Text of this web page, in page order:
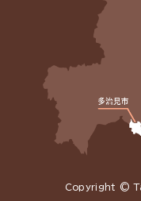
Copyright ©